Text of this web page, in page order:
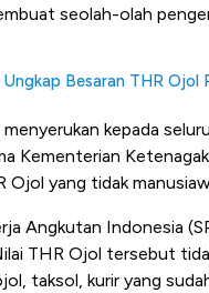
seolah-olah
Ungkap Besaran THR
kepada
Kementerian
Ojol yang tidak
Angkutan Indonesia
THR Ojol tersebut
taksol, kurir yang